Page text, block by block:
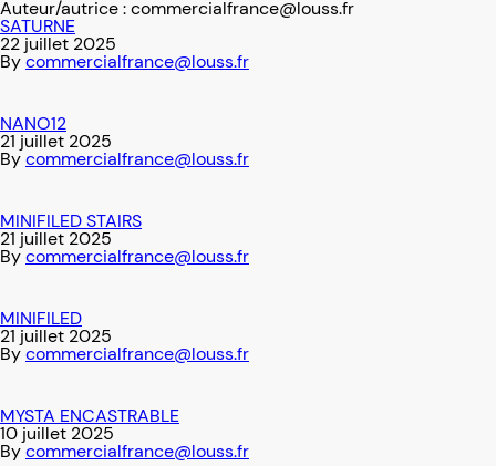
Auteur/autrice :commercialfrance@louss.fr
SATURNE
22 juillet 2025
Bycommercialfrance@louss.fr
NANO12
21 juillet 2025
Bycommercialfrance@louss.fr
MINIFILED STAIRS
21 juillet 2025
Bycommercialfrance@louss.fr
MINIFILED
21 juillet 2025
Bycommercialfrance@louss.fr
MYSTA ENCASTRABLE
10 juillet 2025
Bycommercialfrance@louss.fr